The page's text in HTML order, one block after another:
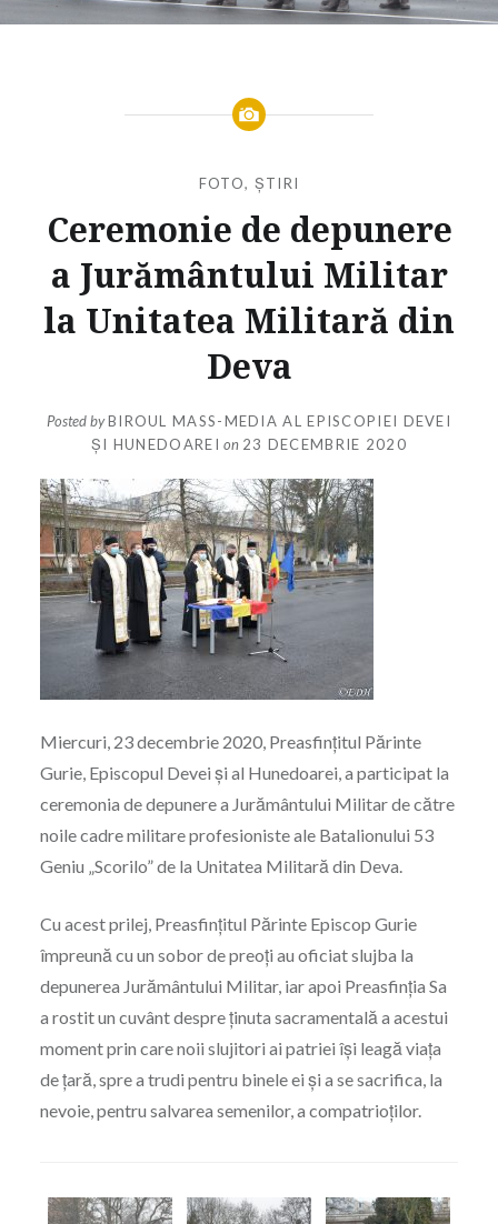
FOTO, ȘTIRI
Ceremonie de depunere
a Jurământului Militar
la Unitatea Militară din
Deva
Posted byBIROUL MASS-MEDIA AL EPISCOPIEI DEVEI
ȘI HUNEDOAREI on 23 DECEMBRIE 2020
Miercuri, 23 decembrie 2020, Preasfințitul Părinte
Gurie, Episcopul Devei și al Hunedoarei, a participat la
ceremonia de depunere a Jurământului Militar de către
noile cadre militare profesioniste ale Batalionului 53
Geniu „Scorilo” de la Unitatea Militară din Deva.
Cu acest prilej, Preasfințitul Părinte Episcop Gurie
împreună cu un sobor de preoți au oficiat slujba la
depunerea Jurământului Militar, iar apoi Preasfinția Sa
a rostit un cuvânt despre ținuta sacramentală a acestui
moment prin care noii slujitori ai patriei își leagă viața
de țară, spre a trudi pentru binele ei și a se sacrifica, la
nevoie, pentru salvarea semenilor, a compatrioților.